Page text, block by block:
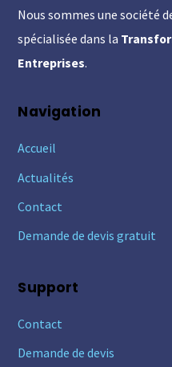
Nous sommes une société
spécialisée dans la
Entreprises.
Navigation
Accueil
Actualités
Contact
Demande de devis gratuit
Support
Contact
Demande de devis